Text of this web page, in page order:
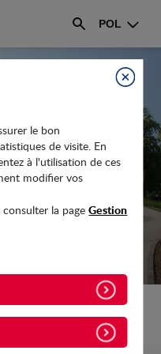
Fermer
le bon
de visite. En
à l'utilisation de ces
modifier vos
consulter la pageGestion
Rechercher
POL
AU